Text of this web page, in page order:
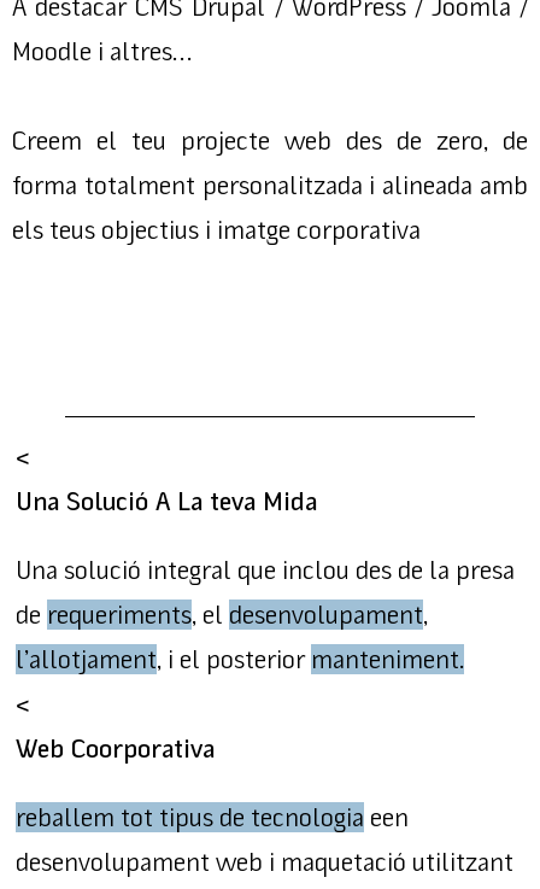
A destacar CMS Drupal / WordPress / Joomla /
Moodle i altres…
Creem el teu projecte web des de zero, de
forma totalment personalitzada i alineada amb
els teus objectius i imatge corporativa
<
Una Solució A La teva Mida
Una solució integral que inclou des de la presa
de requeriments, el desenvolupament,
l’allotjament, i el posterior manteniment.
<
Web Coorporativa
reballem tot tipus de tecnologia een
desenvolupament web i maquetació utilitzant